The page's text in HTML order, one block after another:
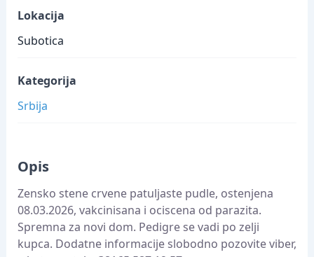
Lokacija
Subotica
Kategorija
Srbija
Opis
Zensko stene crvene patuljaste pudle, ostenjena
08.03.2026, vakcinisana i ociscena od parazita.
Spremna za novi dom. Pedigre se vadi po zelji
kupca. Dodatne informacije slobodno pozovite viber,